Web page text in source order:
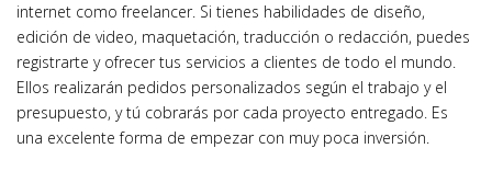
internet como freelancer. Si tienes habilidades de diseño,
edición de video, maquetación, traducción o redacción, puedes
registrarte y ofrecer tus servicios a clientes de todo el mundo.
Ellos realizarán pedidos personalizados según el trabajo y el
presupuesto, y tú cobrarás por cada proyecto entregado. Es
una excelente forma de empezar con muy poca inversión.